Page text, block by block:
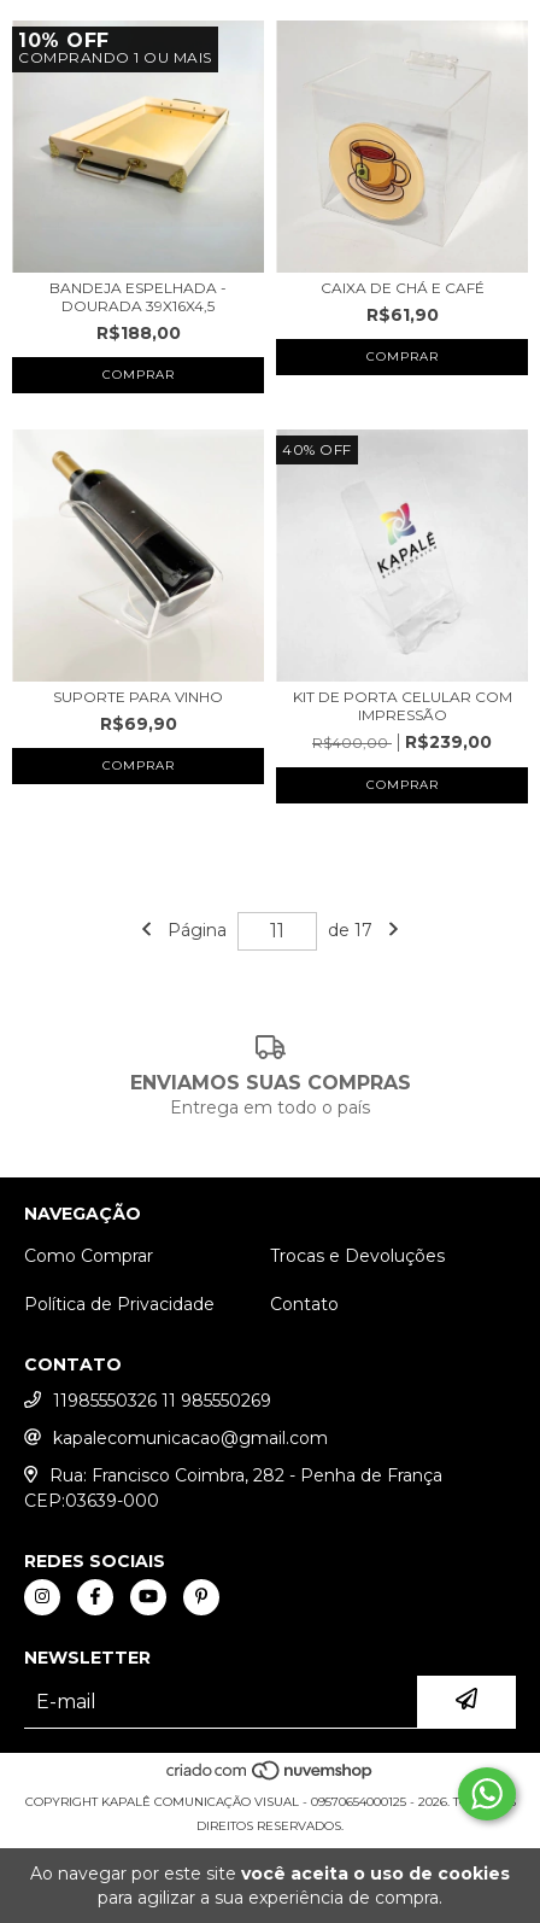
Ao navegar por este site você aceita o uso de cookies
para agilizar a sua experiência de compra.
10% OFF
COMPRANDO 1 OU MAIS
BANDEJA ESPELHADA -
DOURADA 39X16X4,5
R$188,00
CAIXA DE CHÁ E CAFÉ
R$61,90
SUPORTE PARA VINHO
R$69,90
40% OFF
KIT DE PORTA CELULAR COM
IMPRESSÃO
R$400,00
R$239,00
COMPRAR
Página de 17
ENVIAMOS SUAS COMPRAS
Entrega em todo o país
NAVEGAÇÃO
Como Comprar
Trocas e Devoluções
Política de Privacidade Contato
CONTATO
11985550326 11 985550269
kapalecomunicacao@gmail.com
Rua: Francisco Coimbra, 282 - Penha de França
CEP:03639-000
REDES SOCIAIS
NEWSLETTER
COPYRIGHT KAPALÊ COMUNICAÇÃO VISUAL - 09570654000125 - 2026. TODOS OS
DIREITOS RESERVADOS.